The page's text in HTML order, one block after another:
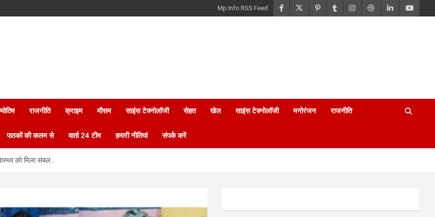
Mp Info RSS Feed
राजनीति क्राइम मौसम साइंस टेक्नोलॉजी सेहत खेल साइंस टेक्नोलॉजी मनोरंजन राजनीति
पाठकों की कलम से वार्ता 24 टीम हमारी नीतियां संपर्क करें
को मिला संबल…